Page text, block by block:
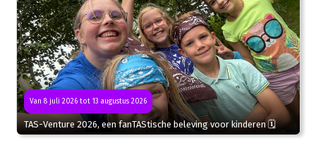
Van 8 juli 2026 tot 13 augustus 2026
TAS-Venture 2026, een fanTAStische beleving voor kinderen 🗓